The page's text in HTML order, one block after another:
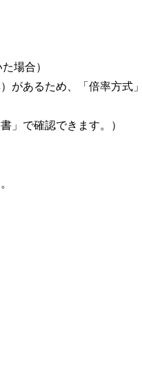
場合）
あるため、「倍率方式
」で確認できます。）